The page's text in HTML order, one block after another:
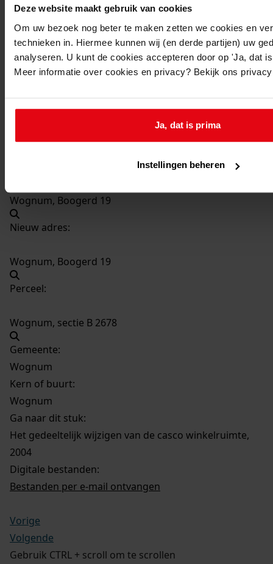
Deze website maakt gebruik van cookies
Om uw bezoek nog beter te maken zetten we cookies en
technieken in. Hiermee kunnen wij (en derde partijen) uw
analyseren. U kunt de cookies accepteren door op 'Ja, dat
Meer informatie over cookies en privacy? Bekijk ons
Ja, dat is prima
Instellingen beheren
692Het gedeeltelijk wijzigen van de casco
winkelruimte, 2004
Datering:
Beschrijving:
Het gedeeltelijk wijzigen van de casco winkelruimte
Wognum, Boogerd 19
Nieuw adres:
Wognum, Boogerd 19
Perceel:
Wognum, sectie B 2678
Gemeente:
Wognum
Kern of buurt:
Wognum
Ga naar dit stuk:
Het gedeeltelijk wijzigen van de casco winkelruimte,
2004
Digitale bestanden:
Bestanden per e-mail ontvangen
Vorige
Volgende
Gebruik CTRL + scroll om te scrollen